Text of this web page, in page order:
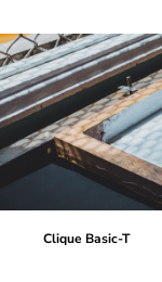
Clique Basic-T